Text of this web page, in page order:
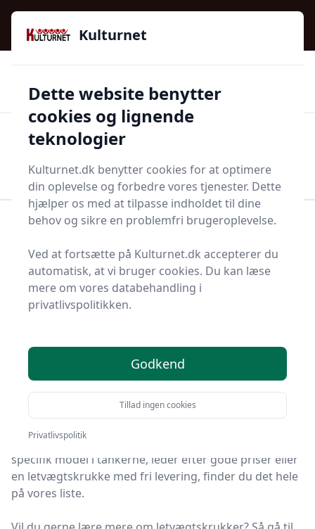
Kulturnet - Alt Det Gode I Livet | Din Kulturguide Siden
2016
97 kategorier 👍Kun godkendte butikker
Start søgning
Bolig og indretning
Indretning
Bedste letvægtskrukke
i 2025 - se de 0 bedste
På Kulturnet finder du markedets bedste
letvægtskrukker. Vi har udvalgt 0 produkter, så du
nemt kan finde det rigtige.
Så uanset om du vægter høj kvalitet, allerede har en
specifik model i tankerne, leder efter gode priser eller
en letvægtskrukke med fri levering, finder du det hele
på vores liste.
Kulturnet
Dette website benytter
cookies og lignende
teknologier
Kulturnet.dk benytter cookies for at optimere
din oplevelse og forbedre vores tjenester. Dette
hjælper os med at tilpasse indholdet til dine
behov og sikre en problemfri brugeroplevelse.
Ved at fortsætte på Kulturnet.dk accepterer du
automatisk, at vi bruger cookies. Du kan læse
mere om vores databehandling i
privatlivspolitikken.
Godkend
Tillad ingen cookies
Privatlivspolitik